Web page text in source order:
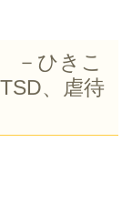
－ひきこ
、虐待